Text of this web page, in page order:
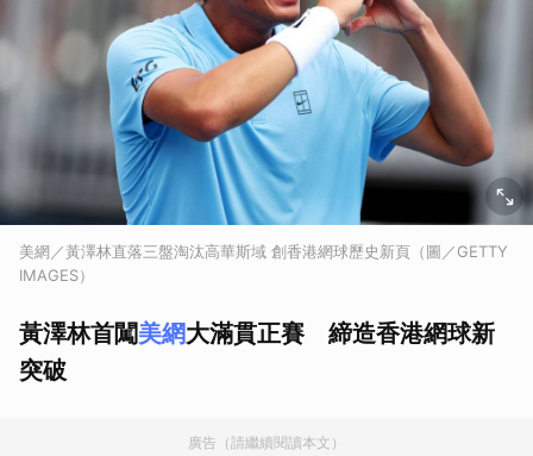
美網／黃澤林直落三盤淘汰高華斯域 創香港網球歷史新頁（圖／GETTY
IMAGES）
黃澤林首闖美網大滿貫正賽 締造香港網球新
突破
廣告（請繼續閱讀本文）